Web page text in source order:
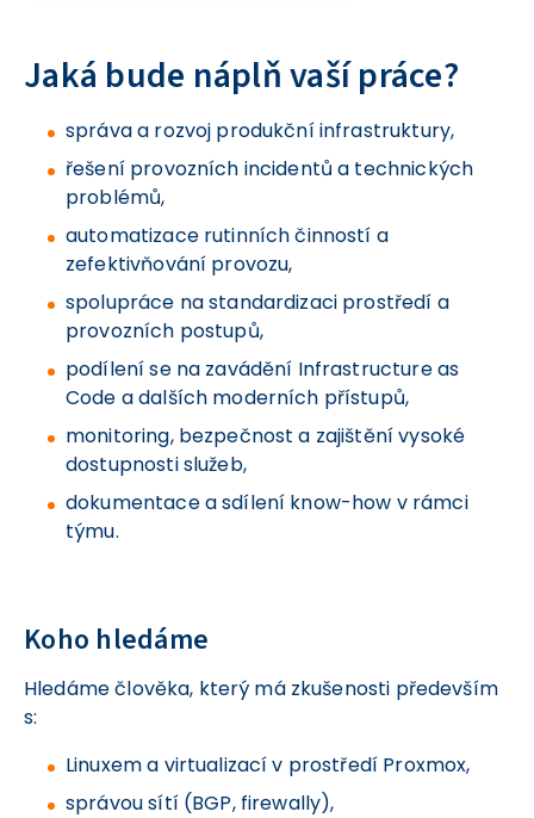
Jaká bude náplň vaší práce?
správa a rozvoj produkční infrastruktury,
řešení provozních incidentů a technických
problémů,
automatizace rutinních činností a
zefektivňování provozu,
spolupráce na standardizaci prostředí a
provozních postupů,
podílení se na zavádění Infrastructure as
Code a dalších moderních přístupů,
monitoring, bezpečnost a zajištění vysoké
dostupnosti služeb,
dokumentace a sdílení know-how v rámci
týmu.
Koho hledáme
Hledáme člověka, který má zkušenosti především
s:
Linuxem a virtualizací v prostředí Proxmox,
správou sítí (BGP, firewally),